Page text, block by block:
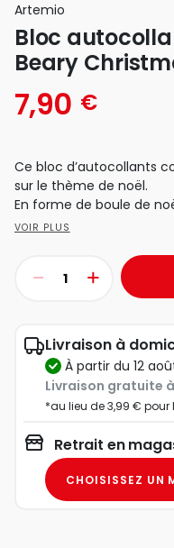
Artemio
Bloc
Beary
7,90 €
Ce bloc d’autocollants
sur le thème de noël.
En forme de boule de
VOIR PLUS
Livraison à
à partir du 12
Livraison gratuite
*au lieu de 3,99 €
Retrait en
CHOISISSEZ UN